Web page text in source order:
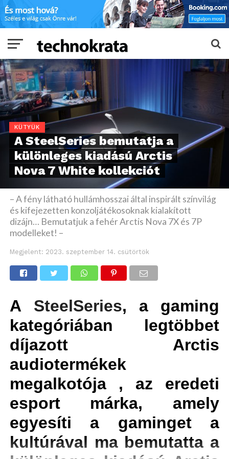
KÜTYÜK
A SteelSeries bemutatja a
különleges kiadású Arctis
Nova 7 White kollekciót
– A fény látható hullámhosszai által inspirált színvilág
és kifejezetten konzoljátékosoknak kialakított
dizájn… Bemutatjuk a fehér Arctis Nova 7X és 7P
modelleket! –
Megjelent: 2023. szeptember 14. csütörtök
A SteelSeries, a gaming
kategóriában legtöbbet
díjazott Arctis
audiotermékek
megalkotója , az eredeti
esport márka, amely
egyesíti a gaminget a
kultúrával ma bemutatta a